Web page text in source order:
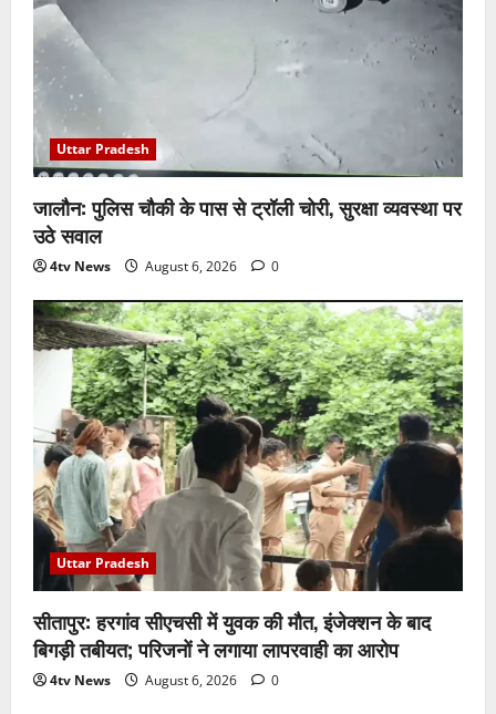
Uttar Pradesh
जालौन: पुलिस चौकी के पास से ट्रॉली चोरी, सुरक्षा व्यवस्था पर
उठे सवाल
4tv News August 6, 2026 0
Uttar Pradesh
सीतापुर: हरगांव सीएचसी में युवक की मौत, इंजेक्शन के बाद
बिगड़ी तबीयत; परिजनों ने लगाया लापरवाही का आरोप
4tv News August 6, 2026 0